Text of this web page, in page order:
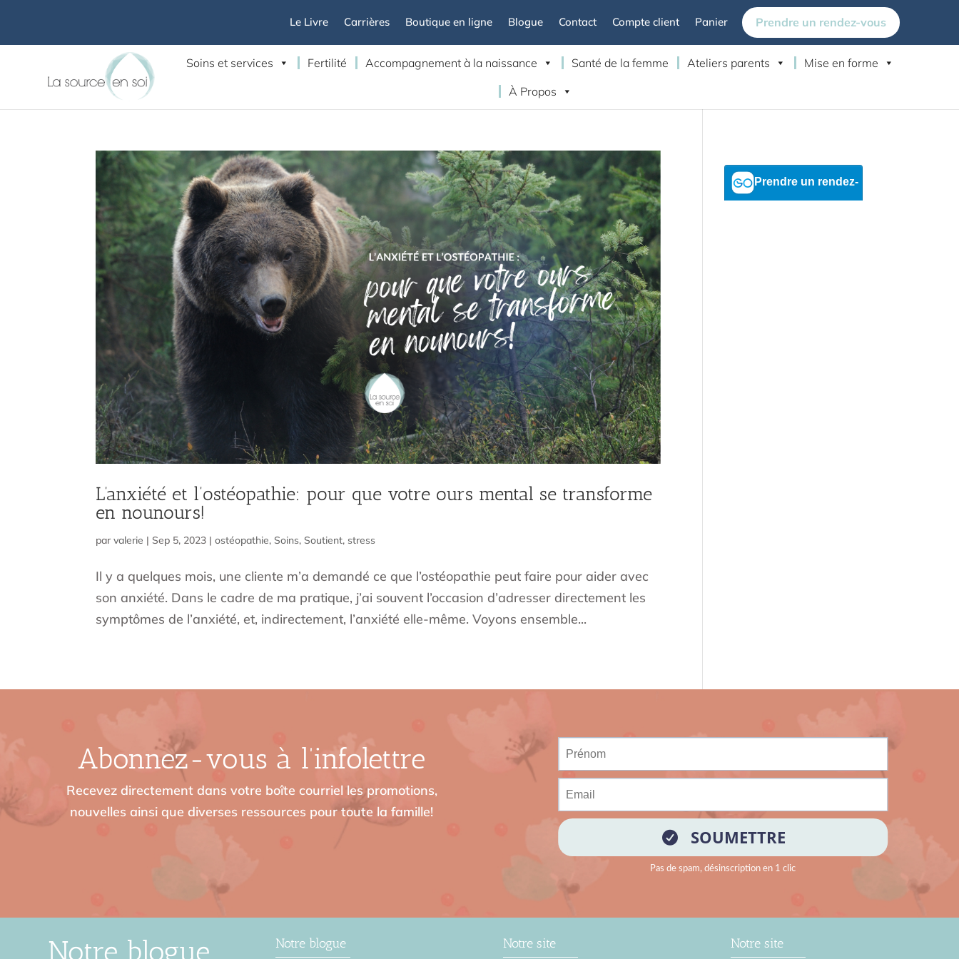
Le Livre Carrières Boutique en ligne Blogue Contact Compte client Panier Prendre un rendez-vous
Soins et services Fertilité Accompagnement à la naissance Santé de la femme Ateliers parents
Mise en forme
À Propos
L’anxiété et l’ostéopathie: pour que votre ours mental se transforme
en nounours!
parvalerie | Sep 5, 2023 |ostéopathie, Soins, Soutient, stress
Il y a quelques mois, une cliente m’a demandé ce que l’ostéopathie peut faire pour aider avec
son anxiété. Dans le cadre de ma pratique, j’ai souvent l’occasion d’adresser directement les
symptômes de l’anxiété, et, indirectement, l’anxiété elle-même. Voyons ensemble...
Abonnez-vous à l’infolettre
Recevez directement dans votre boîte courriel les promotions,
nouvelles ainsi que diverses ressources pour toute la famille!
Notre blogue Notre blogue Notre site Notre site